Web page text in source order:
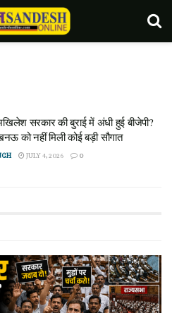
सरकार की बुराई में अंधी हुई बीजेपी?
को नहीं मिली कोई बड़ी सौगात
JULY 4, 2026 0